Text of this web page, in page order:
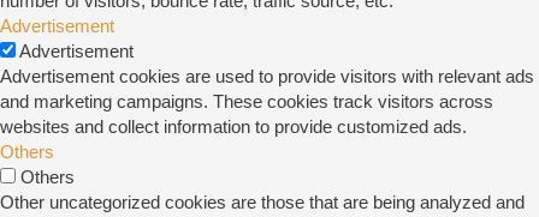
Advertisement
Advertisement
Advertisement cookies are used to provide visitors with relevant ads
and marketing campaigns. These cookies track visitors across
websites and collect information to provide customized ads.
Others
Others
Other uncategorized cookies are those that are being analyzed and